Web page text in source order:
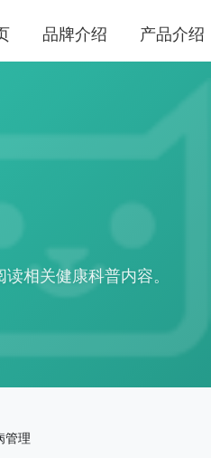
品牌介绍 产品介绍
相关健康科普内容。
管理